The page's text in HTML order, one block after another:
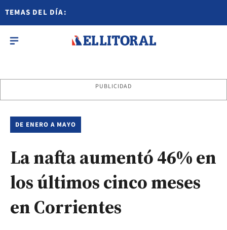
TEMAS DEL DÍA:
PUBLICIDAD
DE ENERO A MAYO
La nafta aumentó 46% en
los últimos cinco meses
en Corrientes